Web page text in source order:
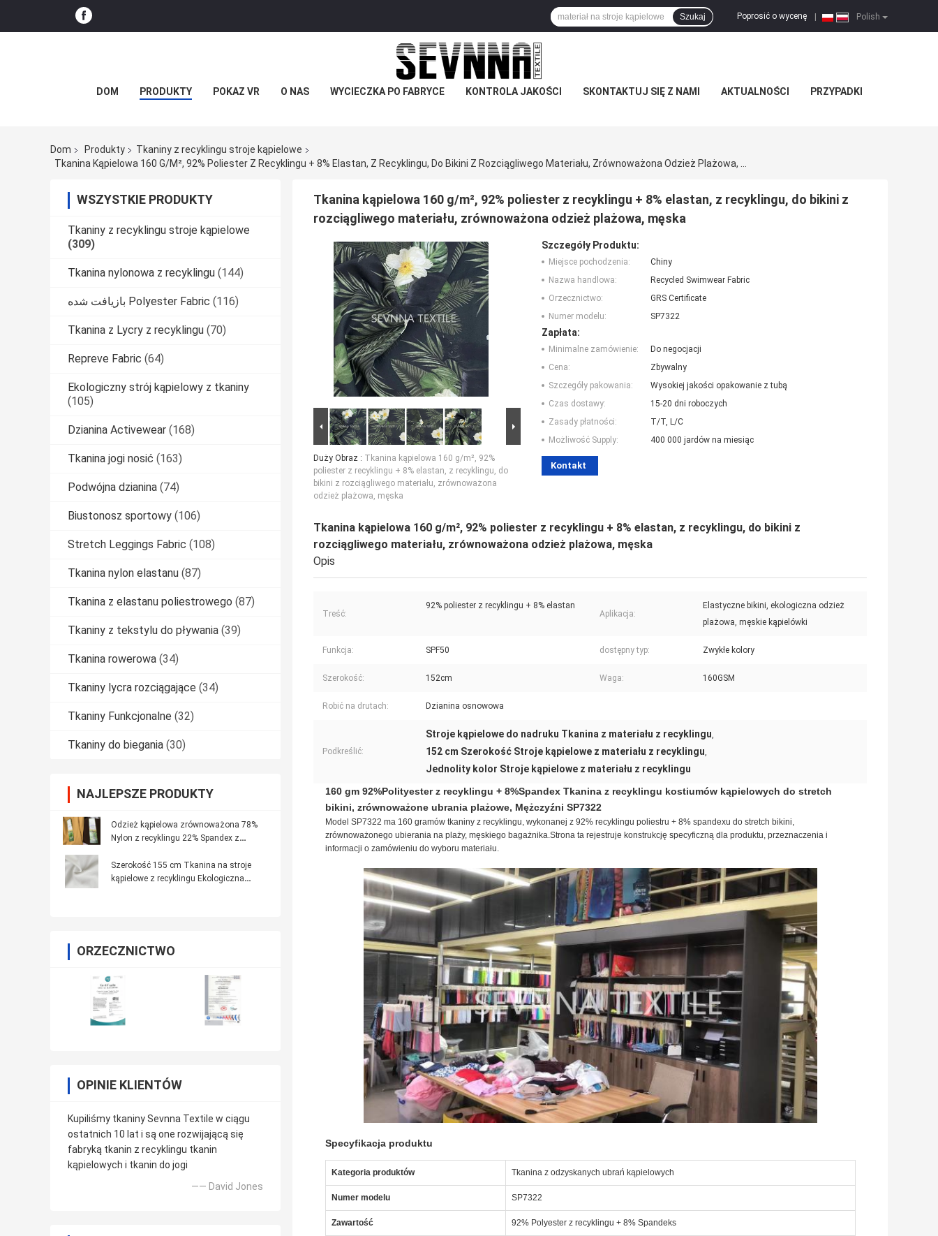
Polish
Poprosić o wycenę
Szukaj
DOM PRODUKTY POKAZ VR O NAS WYCIECZKA PO FABRYCE KONTROLA JAKOŚCI SKONTAKTUJ SIĘ Z NAMI AKTUALNOŚCI PRZYPADKI
Dom Produkty
Tkaniny z recyklingu stroje kąpielowe
WSZYSTKIE PRODUKTY
Tkaniny z recyklingu stroje kąpielowe
(309)
Tkanina nylonowa z recyklingu (144)
بازیافت شده Polyester Fabric (116)
Tkanina z Lycry z recyklingu (70)
Repreve Fabric (64)
Ekologiczny strój kąpielowy z tkaniny
(105)
Dzianina Activewear (168)
Tkanina jogi nosić (163)
Podwójna dzianina (74)
Biustonosz sportowy (106)
Stretch Leggings Fabric (108)
Tkanina nylon elastanu (87)
Tkanina z elastanu poliestrowego (87)
Tkaniny z tekstylu do pływania (39)
Tkanina rowerowa (34)
Tkaniny lycra rozciągające (34)
Tkaniny Funkcjonalne (32)
Tkaniny do biegania (30)
NAJLEPSZE PRODUKTY
Odzież kąpielowa zrównoważona 78%
Nylon z recyklingu 22% Spandex z
Szerokość 155 cm Tkanina na stroje
kąpielowe z recyklingu Ekologiczna
ORZECZNICTWO
OPINIE KLIENTÓW
Kupiliśmy tkaniny Sevnna Textile w ciągu
ostatnich 10 lat i są one rozwijającą się
fabryką tkanin z recyklingu tkanin
kąpielowych i tkanin do jogi
—— David Jones
Tkanina kąpielowa 160 g/m², 92% poliester z recyklingu + 8% elastan, z recyklingu, do bikini z
rozciągliwego materiału, zrównoważona odzież plażowa, męska
Duży Obraz : Tkanina kąpielowa 160 g/m², 92%
poliester z recyklingu + 8% elastan, z recyklingu, do
bikini z rozciągliwego materiału, zrównoważona
odzież plażowa, męska
Szczegóły Produktu:
Miejsce pochodzenia:
Chiny
Nazwa handlowa:
Recycled Swimwear Fabric
Orzecznictwo:
GRS Certificate
Numer modelu:
SP7322
Zapłata:
Minimalne zamówienie:
Do negocjacji
Cena:
Zbywalny
Szczegóły pakowania:
Wysokiej jakości opakowanie z tubą
Czas dostawy:
15-20 dni roboczych
Zasady płatności:
T/T, L/C
Możliwość Supply:
400 000 jardów na miesiąc
Kontakt
Tkanina kąpielowa 160 g/m², 92% poliester z recyklingu + 8% elastan, z recyklingu, do bikini z
rozciągliwego materiału, zrównoważona odzież plażowa, męska
Opis
Treść:
92% poliester z recyklingu + 8% elastan
Aplikacja:
Elastyczne bikini, ekologiczna odzież
plażowa, męskie kąpielówki
Funkcja: SPF50 dostępny typ: Zwykłe kolory
Szerokość: 152cm Waga: 160GSM
Robić na drutach: Dzianina osnowowa
Podkreślić:
Stroje kąpielowe do nadruku Tkanina z materiału z recyklingu
152 cm Szerokość Stroje kąpielowe z materiału z recyklingu
Jednolity kolor Stroje kąpielowe z materiału z recyklingu
160 gm 92%Polityester z recyklingu + 8%Spandex Tkanina z recyklingu kostiumów kąpielowych do stretch
bikini, zrównoważone ubrania plażowe, Mężczyźni SP7322
Model SP7322 ma 160 gramów tkaniny z recyklingu, wykonanej z 92% recyklingu poliestru + 8% spandexu do stretch bikini,
zrównoważonego ubierania na plaży, męskiego bagażnika.Strona ta rejestruje konstrukcję specyficzną dla produktu, przeznaczenia i
informacji o zamówieniu do wyboru materiału.
Specyfikacja produktu
Kategoria produktów Tkanina z odzyskanych ubrań kąpielowych
Numer modelu SP7322
Zawartość 92% Polyester z recyklingu + 8% Spandeks